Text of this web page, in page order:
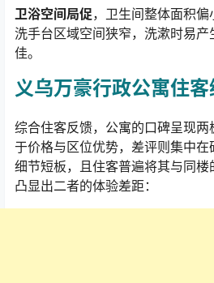
卫浴空间局促，卫生间整体面积
洗手台区域空间狭窄，洗漱时易
佳。
义乌万豪行政公寓住
综合住客反馈，公寓的口碑呈现
于价格与区位优势，差评则集中
细节短板，且住客普遍将其与同楼
凸显出二者的体验差距：